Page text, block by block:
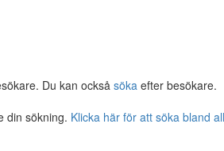
Du kan också söka efter besökare.
din sökning. Klicka här för att söka bland